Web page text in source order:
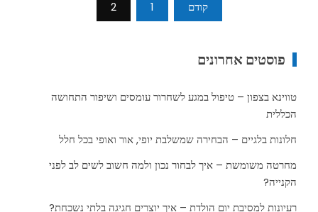
pagination
קודם 1
2
פוסטים אחרונים
טווינא בצפון – טיפול במגע לשחרור עומסים ושיפור התחושה
הכללית
חלונות בלגיים – הבחירה שמשלבת יופי, אור ואופי בכל חלל
מחרטה משומשת – איך לבחור נכון ולמה חשוב לשים לב לפני
הקנייה?
רעיונות למסיבת יום הולדת – איך יוצרים חגיגה בלתי נשכחת?